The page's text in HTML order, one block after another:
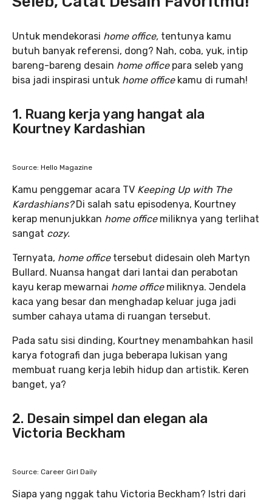
Untuk mendekorasi home office, tentunya kamu
butuh banyak referensi, dong? Nah, coba, yuk, intip
bareng-bareng desain home office para seleb yang
bisa jadi inspirasi untuk home office kamu di rumah!
1. Ruang kerja yang hangat ala
Kourtney Kardashian
Source: Hello Magazine
Kamu penggemar acara TV Keeping Up with The
Kardashians?Di salah satu episodenya, Kourtney
kerap menunjukkan home office miliknya yang terlihat
sangat cozy.
Ternyata, home office tersebut didesain oleh Martyn
Bullard. Nuansa hangat dari lantai dan perabotan
kayu kerap mewarnai home officemiliknya. Jendela
kaca yang besar dan menghadap keluar juga jadi
sumber cahaya utama di ruangan tersebut.
Pada satu sisi dinding, Kourtney menambahkan hasil
karya fotografi dan juga beberapa lukisan yang
membuat ruang kerja lebih hidup dan artistik. Keren
banget, ya?
2. Desain simpel dan elegan ala
Victoria Beckham
Source: Career Girl Daily
Siapa yang nggak tahu Victoria Beckham? Istri dari